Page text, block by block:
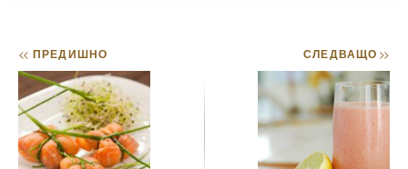
<< ПРЕДИШНО СЛЕДВАЩО>>